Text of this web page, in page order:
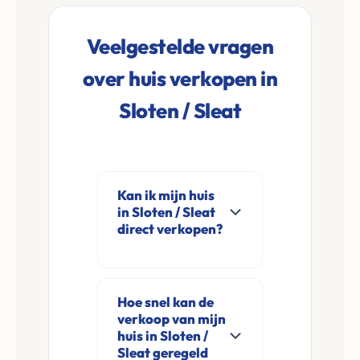
Veelgestelde vragen
over huis verkopen in
Sloten / Sleat
Kan ik mijn huis
in Sloten / Sleat
direct verkopen?
direct aan in Sloten /
Sleat en omgeving. U
verkoopt
Hoe snel kan de
verkoop van mijn
huis in Sloten /
Sleat geregeld